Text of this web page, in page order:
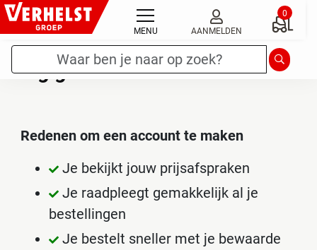
naar
de
inhoud
MENU AANMELDEN
0
Zoekterm* Zoeken
Nog geen account?
Redenen om een account te maken
Je bekijkt jouw prijsafspraken
Je raadpleegt gemakkelijk al je
bestellingen
Je bestelt sneller met je bewaarde